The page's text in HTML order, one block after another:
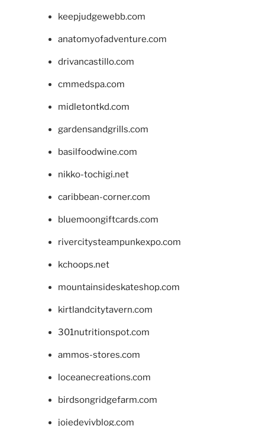
keepjudgewebb.com
anatomyofadventure.com
drivancastillo.com
cmmedspa.com
midletontkd.com
gardensandgrills.com
basilfoodwine.com
nikko-tochigi.net
caribbean-corner.com
bluemoongiftcards.com
rivercitysteampunkexpo.com
kchoops.net
mountainsideskateshop.com
kirtlandcitytavern.com
301nutritionspot.com
ammos-stores.com
loceanecreations.com
birdsongridgefarm.com
joiedevivblog.com